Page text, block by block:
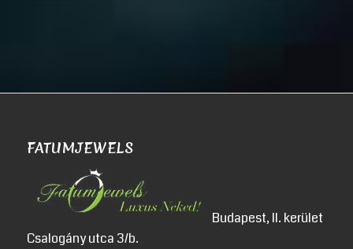
FATUMJEWELS
Budapest, II. kerület
Csalogány utca 3/b.